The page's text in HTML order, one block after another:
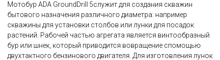
Мотобур ADA GroundDrill 5служит для создания скважин
бытового назначения различного диаметра: например
скважины для установки столбов или лунки для посадок
растений. Рабочей частью агрегата является винтообразный
бур или шнек, который приводится вовращение спомощью
двухтактного бензинового двигателя. Для изготовления лунок